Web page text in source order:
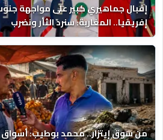
إقبال جماهيري كبير على مواجهة
إفريقيا.. المغاربة: سنردّ الثأر ونضرب
عصفورين بحجر واحد!
من سوق إيتزار.. محمد بوطيب: أسواق